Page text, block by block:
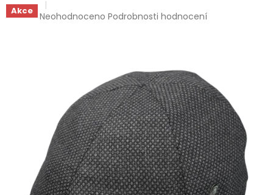
Akce Průměrné
hvězdiček.
Neohodnoceno Podrobnosti hodnocení